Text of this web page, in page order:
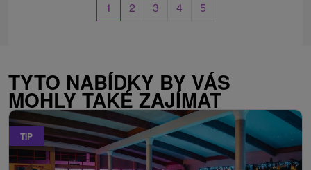
1 2 3 4 5
TYTO NABÍDKY BY VÁS
MOHLY TAKÉ ZAJÍMAT
TIP